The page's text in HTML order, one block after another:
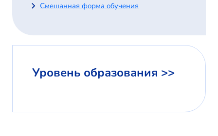
Смешанная форма обучения
Уровень образования >>